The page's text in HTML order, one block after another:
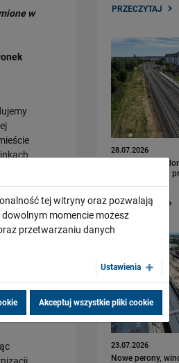
w
a
Dolna
PRZECZYTAJ
28.07.2026
Bydgoszcz
perony, większa
kolejny…
PRZECZYTAJ
23.07.2026
Nowe perony,
tej witryny oraz pozwalają
momencie możesz
przetwarzaniu danych
Ustawienia
Akceptuj wszystkie pliki cookie